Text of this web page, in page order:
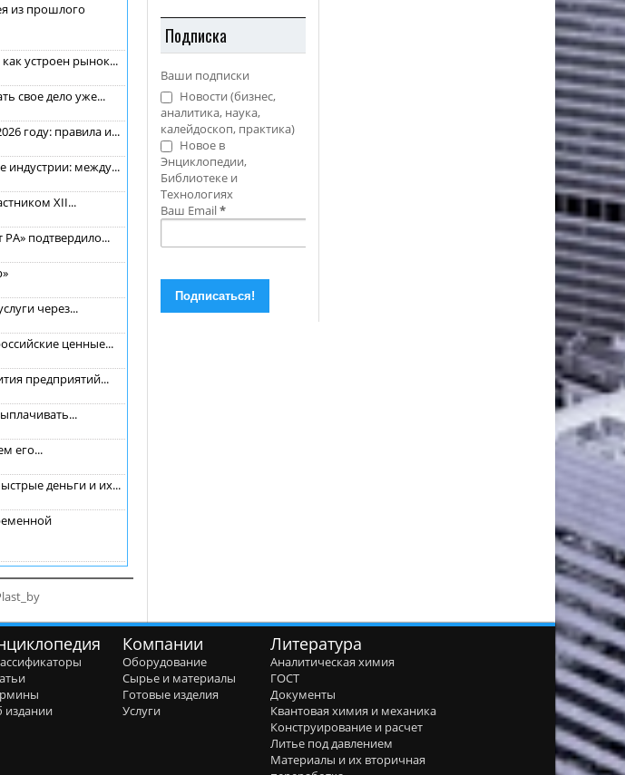
из прошлого
устроен рынок...
свое дело уже...
году: правила и...
индустрии: между...
XII...
РА» подтвердило...
через...
ценные...
предприятий...
его...
деньги и их...
Подписка
Ваши подписки
Новости (бизнес,
аналитика, наука,
калейдоскоп, практика)
Новое в
Энциклопедии,
Библиотеке и
Технологиях
Ваш Email*
издании
Компании
Оборудование
Сырье и материалы
Готовые изделия
Услуги
Литература
Аналитическая химия
ГОСТ
Документы
Квантовая химия и механика
Конструирование и расчет
Литье под давлением
Материалы и их вторичная